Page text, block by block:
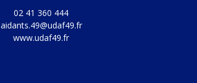
02 41 360 444
aidants.49@udaf49.fr
www.udaf49.fr